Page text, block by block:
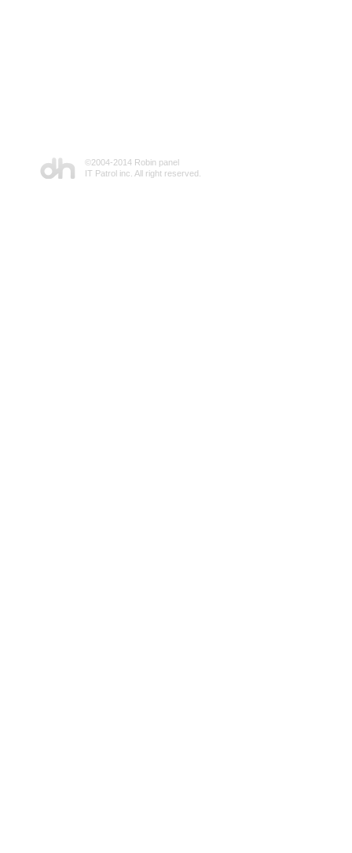
©2004-2014 Robin panel
IT Patrol inc. All right reserved.